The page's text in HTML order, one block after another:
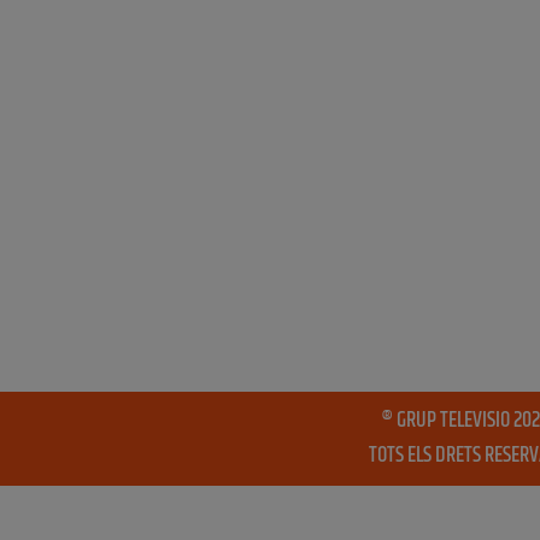
® GRUP TELEVISIO
TOTS ELS DRETS